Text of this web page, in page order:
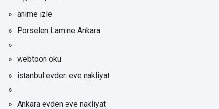
anime izle
Porselen Lamine Ankara
webtoon oku
istanbul evden eve nakliyat
Ankara evden eve nakliyat